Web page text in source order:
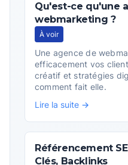
Qu'est-ce qu'une
webmarketing ?
À voir
Une agence de
efficacement vos
créatif et stratégies
comment fait elle.
Lire la suite →
Référencement
Clés, Backlinks